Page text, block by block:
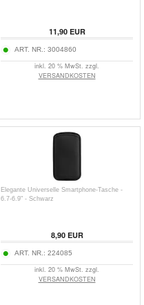
11,90EUR
ART. NR.: 3004860
inkl. 20 % MwSt. zzgl.
VERSANDKOSTEN
Elegante Universelle Smartphone-Tasche -
6.7-6.9" - Schwarz
8,90EUR
ART. NR.: 224085
inkl. 20 % MwSt. zzgl.
VERSANDKOSTEN